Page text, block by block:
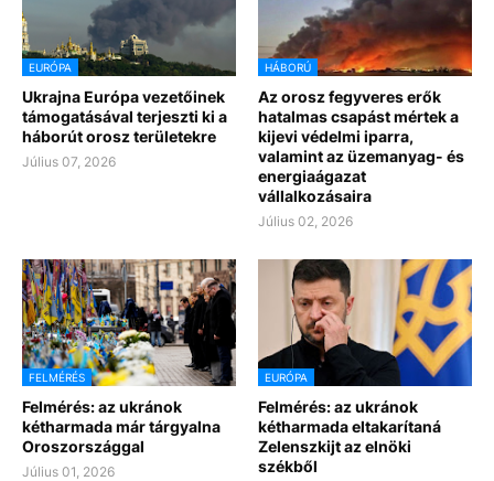
EURÓPA
Ukrajna Európa vezetőinek
támogatásával terjeszti ki a
háborút orosz területekre
Július 07, 2026
HÁBORÚ
Az orosz fegyveres erők
hatalmas csapást mértek a
kijevi védelmi iparra,
valamint az üzemanyag- és
energiaágazat
vállalkozásaira
Július 02, 2026
FELMÉRÉS
Felmérés: az ukránok
kétharmada már tárgyalna
Oroszországgal
Július 01, 2026
EURÓPA
Felmérés: az ukránok
kétharmada eltakarítaná
Zelenszkijt az elnöki
székből